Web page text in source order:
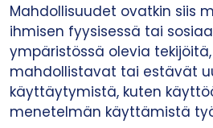
Mahdollisuudet ovatkin siis
ihmisen fyysisessä tai
ympäristössä olevia
mahdollistavat tai estävät
käyttäytymistä, kuten
menetelmän käyttämistä